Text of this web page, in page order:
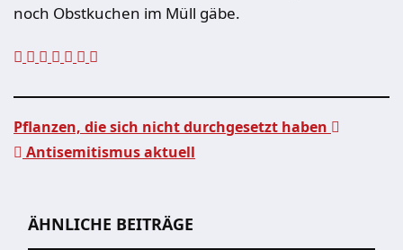
noch Obstkuchen im Müll gäbe.
Pflanzen, die sich nicht durchgesetzt haben
Antisemitismus aktuell
ÄHNLICHE BEITRÄGE